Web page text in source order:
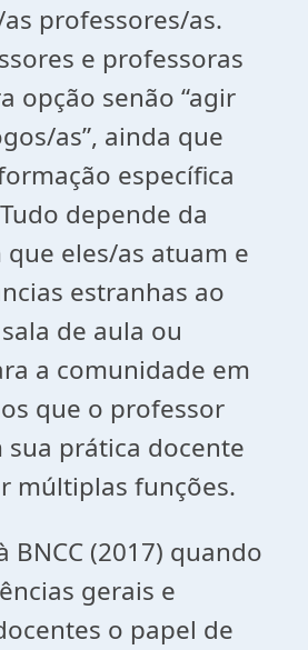
professores/as.
e professoras
opção senão “agir
as”, ainda que
específica
depende da
eles/as atuam e
estranhas ao
de aula ou
a comunidade em
que o professor
sua prática docente
múltiplas funções.
BNCC (2017) quando
gerais e
o papel de